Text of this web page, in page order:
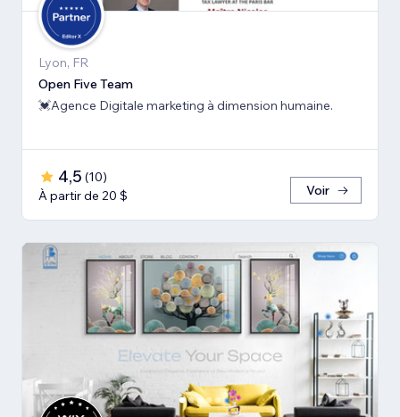
Lyon, FR
Open Five Team
💓Agence Digitale marketing à dimension humaine.
4,5 (10)
À partir de 20 $
Voir